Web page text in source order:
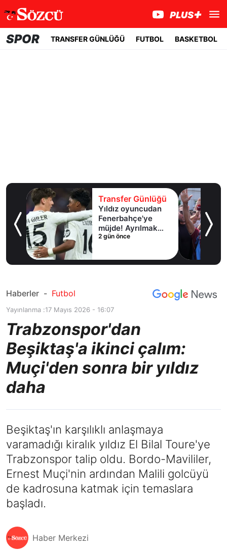
SPOR TRANSFER GÜNLÜĞÜ FUTBOL BASKETBOL
Transfer Günlüğü
Yıldız oyuncudan
Fenerbahçe'ye
müjde! Ayrılmak
istiyor
2 gün önce
Haberler - Futbol
Yayınlanma :17 Mayıs 2026 - 16:07
Trabzonspor'dan
Beşiktaş'a ikinci çalım:
Muçi'den sonra bir yıldız
daha
Beşiktaş'ın karşılıklı anlaşmaya
varamadığı kiralık yıldız El Bilal Toure'ye
Trabzonspor talip oldu. Bordo-Mavililer,
Ernest Muçi'nin ardından Malili golcüyü
de kadrosuna katmak için temaslara
başladı.
Haber Merkezi